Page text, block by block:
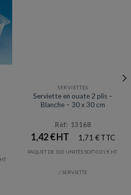
Prix en baisse
SERVIETTES
Serviette en ouate 2 plis –
Blanche – 30 x 30 cm
Réf: 13168
1,42€ 1,71 €
PAQUET DE 100 UNITÉS SOIT0,01 €
/ SERVIETTE